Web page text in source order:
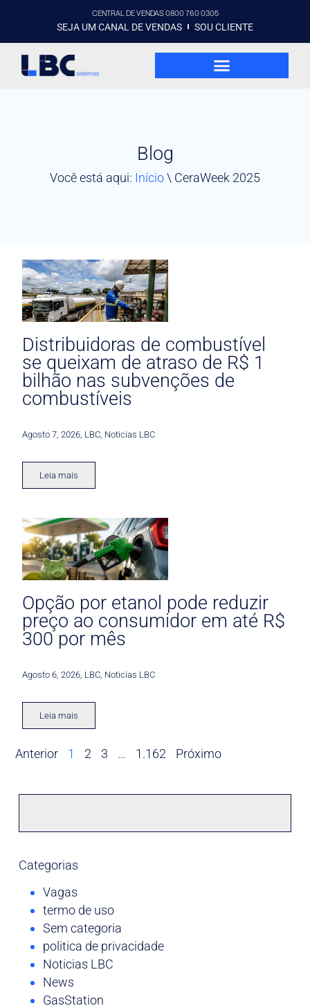
CENTRAL DE VENDAS 0800 760 0305
SEJA UM CANAL DE VENDAS SOU CLIENTE
Blog
Você está aqui: Início\ CeraWeek 2025
Distribuidoras de combustível
se queixam de atraso de R$ 1
bilhão nas subvenções de
combustíveis
Agosto 7, 2026 LBC Noticias LBC
Leia mais
Opção por etanol pode reduzir
preço ao consumidor em até R$
300 por mês
Agosto 6, 2026 LBC Noticias LBC
Leia mais
Anterior 1 2 3 … 1.162 Próximo
Categorias
Vagas
termo de uso
Sem categoria
politica de privacidade
Noticias LBC
News
GasStation